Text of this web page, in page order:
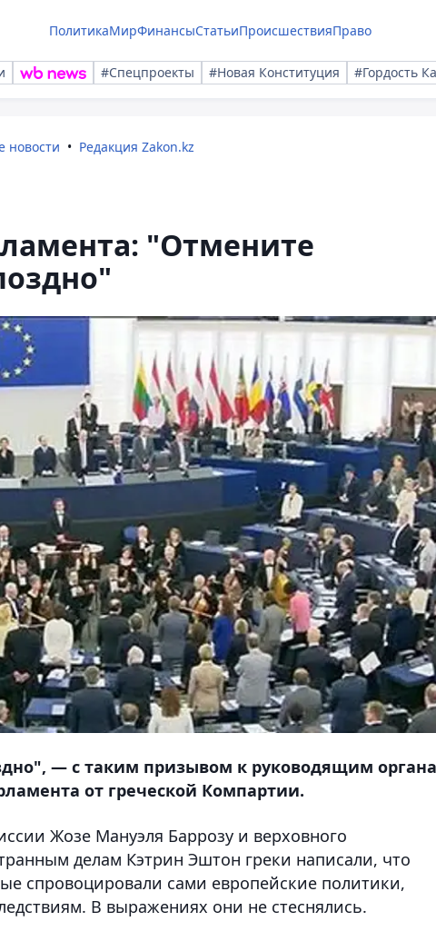
ПолитикаМирФинансыСтатьиПроисшествияПраво
#Спецпроекты #Новая Конституция #Гордость
новости Редакция Zakon.kz
"Отмените
— с таким призывом к руководящим
от греческой Компартии.
Жозе Мануэля Баррозу и верховного
делам Кэтрин Эштон греки написали, что
спровоцировали сами европейские политики,
В выражениях они не стеснялись.